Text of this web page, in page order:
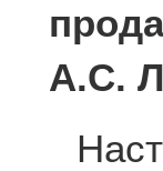
А.С.